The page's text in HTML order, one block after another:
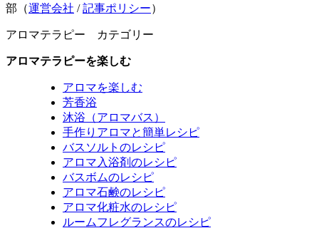
部（運営会社 /記事ポリシー）
アロマテラピー カテゴリー
アロマテラピーを楽しむ
アロマを楽しむ
芳香浴
沐浴（アロマバス）
手作りアロマと簡単レシピ
バスソルトのレシピ
アロマ入浴剤のレシピ
バスボムのレシピ
アロマ石鹸のレシピ
アロマ化粧水のレシピ
ルームフレグランスのレシピ